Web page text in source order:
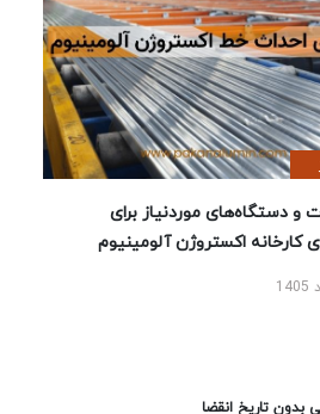
و دستگاه‌های موردنیاز برای
کارخانه اکستروژن آلومینیوم
بدون تاریخ انقضا